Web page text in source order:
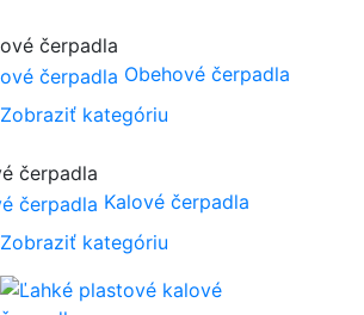
Obehové čerpadla
Zobraziť kategóriu
Kalové čerpadla
Zobraziť kategóriu